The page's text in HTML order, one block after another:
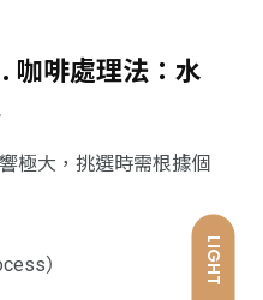
LIGHT
咖啡處理法：水
極大，挑選時需根據個
）